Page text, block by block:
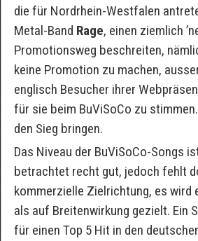
die für Nordrhein-Westfalen
Metal-Band Rage, einen ziemlich
Promotionsweg beschreiten,
keine Promotion zu machen,
englisch Besucher ihrer
für sie beim BuViSoCo zu
den Sieg bringen.
Das Niveau der BuViSoCo-Songs
betrachtet recht gut, jedoch fehlt
kommerzielle Zielrichtung, es wird
als auf Breitenwirkung gezielt. Ein
für einen Top 5 Hit in den